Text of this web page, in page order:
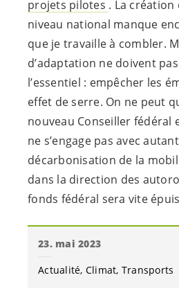
projets pilotes . La création
niveau national manque
que je travaille à combler.
d’adaptation ne doivent
l’essentiel : empêcher les
effet de serre. On ne peut
nouveau Conseiller fédéral
ne s’engage pas avec
décarbonisation de la
dans la direction des
fonds fédéral sera vite
23. mai 2023
Actualité Climat Transports